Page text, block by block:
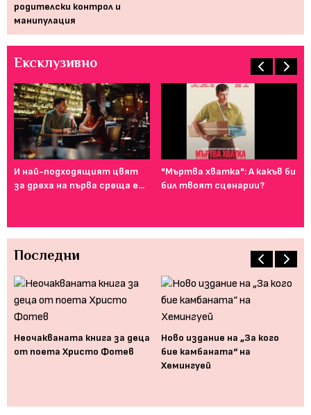
родителски контрол и
манипулация
Ексклузивно
И най-подходящият цвят
за дреха на първа среща е...
"Мъртва хватка": А какъв би
бил твоят сценарии?
Последни
Неочакваната книга за деца
от поета Христо Фотев
Ново издание на „За кого
бие камбаната“ на
Хемингуей